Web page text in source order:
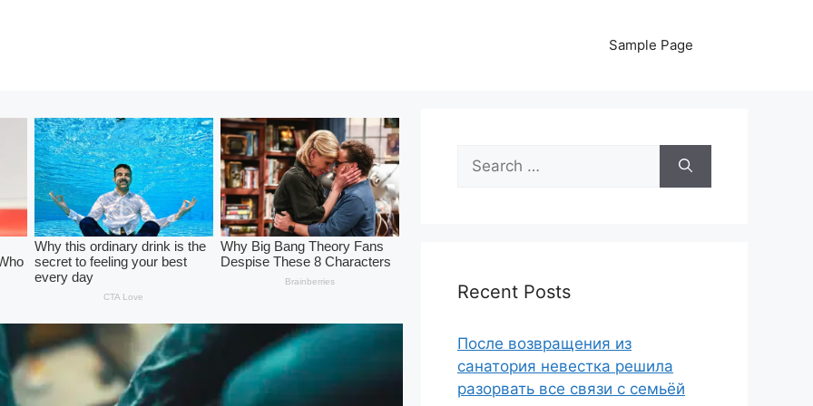
Sample Page
Search
for:
Recent Posts
После возвращения из
санатория невестка решила
разорвать все связи с семьёй